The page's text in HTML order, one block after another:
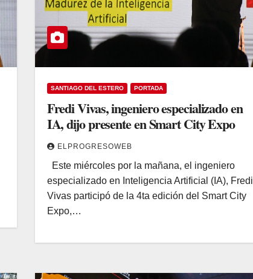
SANTIAGO DEL ESTERO PORTADA
Fredi Vivas, ingeniero especializado en
IA, dijo presente en Smart City Expo
ELPROGRESOWEB
Este miércoles por la mañana, el ingeniero
especializado en Inteligencia Artificial (IA), Fredi
Vivas participó de la 4ta edición del Smart City
Expo,…